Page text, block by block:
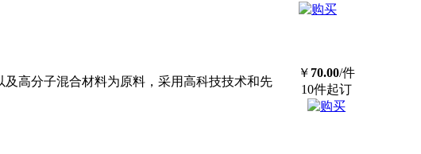
高分子混合材料为原料，采用高科技技术和先
￥ 70.00/件
10件起订